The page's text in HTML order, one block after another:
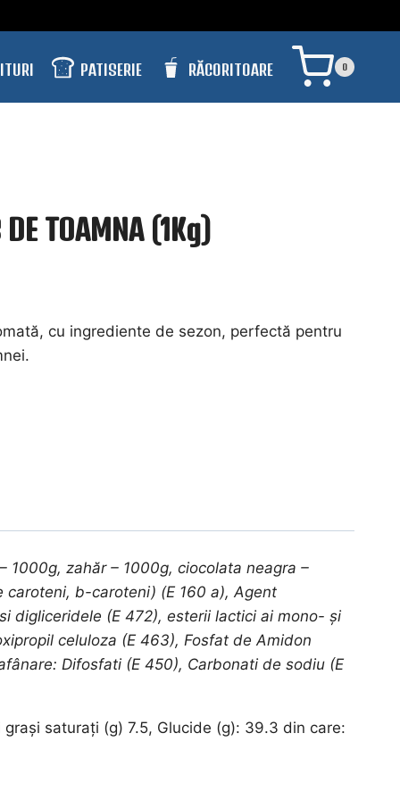
PATISERIE RĂCORITOARE 0
TOAMNA (1Kg)
cu ingrediente de sezon, perfectă pentru
1000g, zahăr – 1000g, ciocolata neagra –
caroteni, b-caroteni) (E 160 a), Agent
digliceridele (E 472), esterii lactici ai mono- şi
celuloza (E 463), Fosfat de Amidon
Difosfati (E 450), Carbonati de sodiu (E
saturați (g) 7.5, Glucide (g): 39.3 din care: